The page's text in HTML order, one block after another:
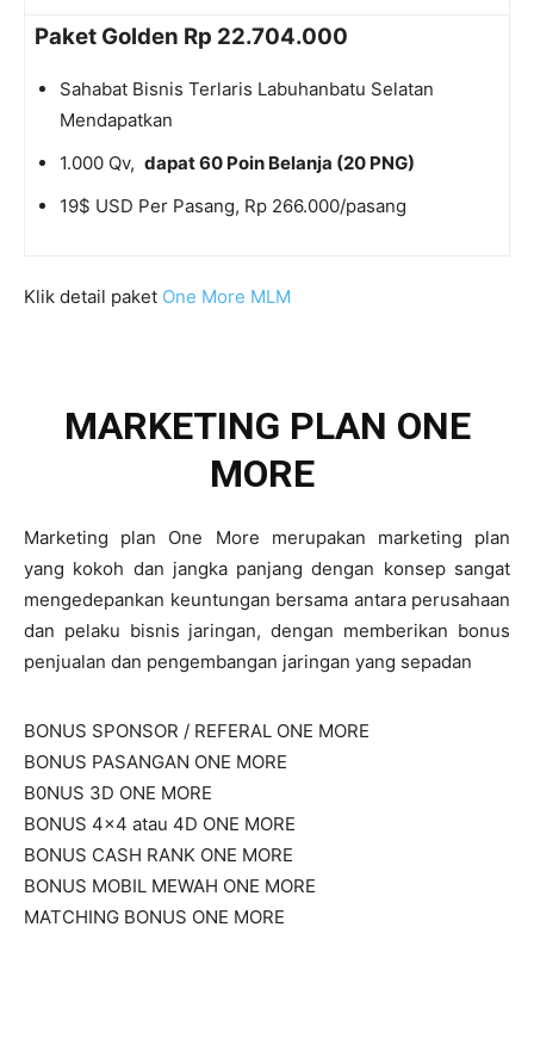
Paket Golden Rp 22.704.000
Sahabat Bisnis Terlaris Labuhanbatu Selatan
Mendapatkan
1.000 Qv, dapat 60 Poin Belanja (20 PNG)
19$ USD Per Pasang, Rp 266.000/pasang
Klik detail paket One More MLM
MARKETING PLAN ONE
MORE ​
Marketing plan One More merupakan marketing plan
yang kokoh dan jangka panjang dengan konsep sangat
mengedepankan keuntungan bersama antara perusahaan
dan pelaku bisnis jaringan, dengan memberikan bonus
penjualan dan pengembangan jaringan yang sepadan
BONUS SPONSOR / REFERAL ONE MORE
BONUS PASANGAN ONE MORE
B0NUS 3D ONE MORE
BONUS 4×4 atau 4D ONE MORE
BONUS CASH RANK ONE MORE
BONUS MOBIL MEWAH ONE MORE
MATCHING BONUS ONE MORE